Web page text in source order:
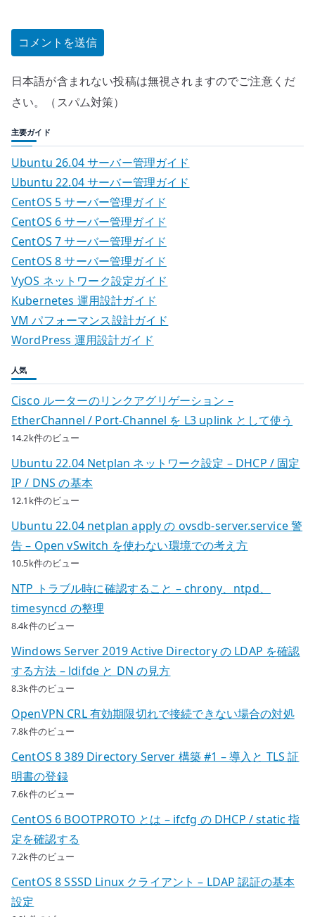
日本語が含まれない投稿は無視されますのでご注意くだ
さい。（スパム対策）
主要ガイド
Ubuntu 26.04 サーバー管理ガイド
Ubuntu 22.04 サーバー管理ガイド
CentOS 5 サーバー管理ガイド
CentOS 6 サーバー管理ガイド
CentOS 7 サーバー管理ガイド
CentOS 8 サーバー管理ガイド
VyOS ネットワーク設定ガイド
Kubernetes 運用設計ガイド
VM パフォーマンス設計ガイド
WordPress 運用設計ガイド
人気
Cisco ルーターのリンクアグリゲーション –
EtherChannel / Port-Channel を L3 uplink として使う
14.2k件のビュー
Ubuntu 22.04 Netplan ネットワーク設定 – DHCP / 固定
IP / DNS の基本
12.1k件のビュー
Ubuntu 22.04 netplan apply の ovsdb-server.service 警
告 – Open vSwitch を使わない環境での考え方
10.5k件のビュー
NTP トラブル時に確認すること – chrony、ntpd、
timesyncd の整理
8.4k件のビュー
Windows Server 2019 Active Directory の LDAP を確認
する方法 – ldifde と DN の見方
8.3k件のビュー
OpenVPN CRL 有効期限切れで接続できない場合の対処
7.8k件のビュー
CentOS 8 389 Directory Server 構築 #1 – 導入と TLS 証
明書の登録
7.6k件のビュー
CentOS 6 BOOTPROTO とは – ifcfg の DHCP / static 指
定を確認する
7.2k件のビュー
CentOS 8 SSSD Linux クライアント – LDAP 認証の基本
設定